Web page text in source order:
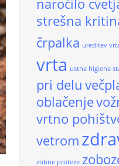
naročilo
strešna
črpalka ureditev
vrta ustna higiena
pri delu
oblačenje
vrtno
vetrom
zobne proteze